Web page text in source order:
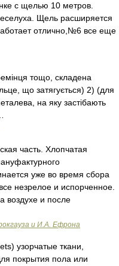
с щелью 10 метров.
Щель расширяется
отлично,№6 все еще
тощо, складена
що затягується) 2) (для
на яку застібають
часть. Хлопчатая
уже во время сбора
незрелое и испорченное.
воздухе и после
и И.А. Ефрона
узорчатые ткани,
покрытия пола или